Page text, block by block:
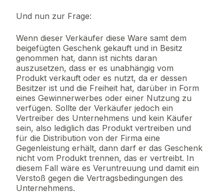
Und nun zur Frage:
Wenn dieser Verkäufer diese Ware samt dem
beigefügten Geschenk gekauft und in Besitz
genommen hat, dann ist nichts daran
auszusetzen, dass er es unabhängig vom
Produkt verkauft oder es nutzt, da er dessen
Besitzer ist und die Freiheit hat, darüber in Form
eines Gewinnerwerbes oder einer Nutzung zu
verfügen. Sollte der Verkäufer jedoch ein
Vertreiber des Unternehmens und kein Käufer
sein, also lediglich das Produkt vertreiben und
für die Distribution von der Firma eine
Gegenleistung erhält, dann darf er das Geschenk
nicht vom Produkt trennen, das er vertreibt. In
diesem Fall wäre es Veruntreuung und damit ein
Verstoß gegen die Vertragsbedingungen des
Unternehmens.